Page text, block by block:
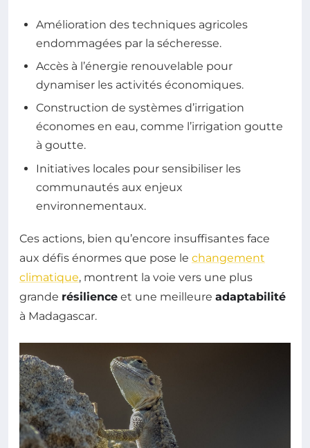
Amélioration des techniques agricoles
endommagées par la sécheresse.
Accès à l’énergie renouvelable pour
dynamiser les activités économiques.
Construction de systèmes d’irrigation
économes en eau, comme l’irrigation goutte
à goutte.
Initiatives locales pour sensibiliser les
communautés aux enjeux
environnementaux.
Ces actions, bien qu’encore insuffisantes face
aux défis énormes que pose le changement
climatique, montrent la voie vers une plus
grande résilience et une meilleure adaptabilité
à Madagascar.